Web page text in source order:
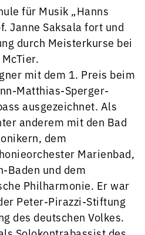
für Musik „Hanns
Janne Saksala fort und
durch Meisterkurse bei
mit dem 1. Preis beim
Matthias-Sperger-
ausgezeichnet. Als
anderem mit den Bad
dem
Marienbad,
Baden und dem
Philharmonie. Er war
Peter-Pirazzi-Stiftung
des deutschen Volkes.